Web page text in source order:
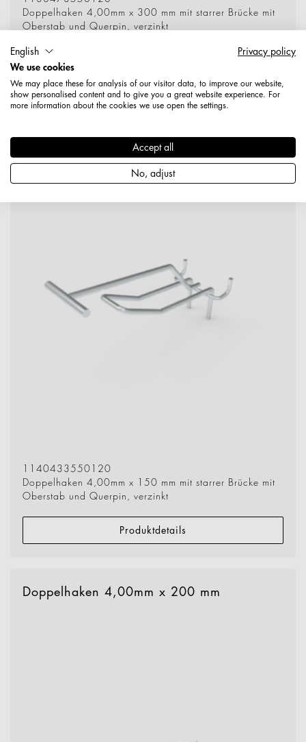
Doppelhaken 4,00mm x 300 mm mit starrer Brücke mit
Oberstab und Querpin, verzinkt
ZA: 50
1140433550120
Doppelhaken 4,00mm x 150 mm mit starrer Brücke mit
Oberstab und Querpin, verzinkt
Produktdetails
Doppelhaken 4,00mm x 200 mm
English
Privacy policy
We use cookies
We may place these for analysis of our visitor data, to improve our website,
show personalised content and to give you a great website experience. For
more information about the cookies we use open the settings.
Accept all
No, adjust